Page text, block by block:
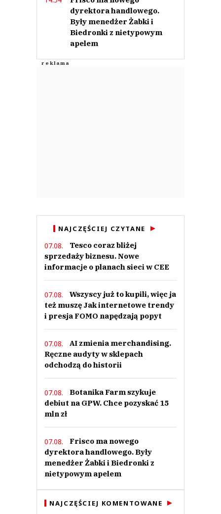
dyrektora handlowego.
Były menedżer Żabki i
Biedronki z nietypowym
apelem
NAJCZĘŚCIEJ CZYTANE
07.08.
Tesco coraz bliżej
sprzedaży biznesu. Nowe
informacje o planach sieci w CEE
07.08.
Wszyscy już to kupili, więc ja
też muszę Jak internetowe trendy
i presja FOMO napędzają popyt
07.08.
AI zmienia merchandising.
Ręczne audyty w sklepach
odchodzą do historii
07.08.
Botanika Farm szykuje
debiut na GPW. Chce pozyskać 15
mln zł
07.08.
Frisco ma nowego
dyrektora handlowego. Były
menedżer Żabki i Biedronki z
nietypowym apelem
NAJCZĘŚCIEJ KOMENTOWANE